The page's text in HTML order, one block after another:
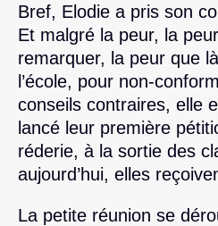
Bref, Elodie a pris son
Et malgré la peur, la
remarquer, la peur que
l’école, pour non-
conseils contraires, elle
lancé leur première
réderie, à la sortie des
aujourd’hui, elles
La petite réunion se